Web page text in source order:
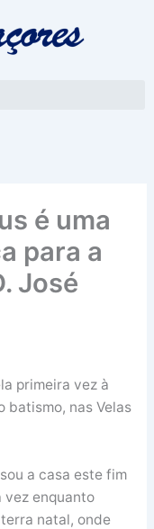
é uma
para a
José
primeira vez à
batismo, nas Velas
a casa este fim
vez enquanto
natal, onde